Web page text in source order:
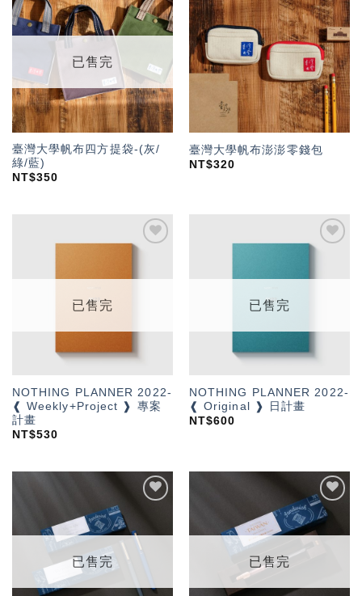
加入
「願
望輕
已售完
臺灣大學帆布四方提袋-(灰/
綠/藍)
NT$350
加入
「願
望輕
單」
臺灣大學帆布澎澎零錢包
NT$320
望輕
已售完
NOTHING PLANNER 2022-
❰ Weekly+Project ❱ 專案
計畫
NT$530
望輕
已售完
NOTHING PLANNER 2022-
❰ Original ❱ 日計畫
NT$600
望輕
已售完
加入
「願
望輕
已售完